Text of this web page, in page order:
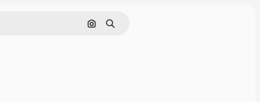
Cerca per immagine
Ricerca